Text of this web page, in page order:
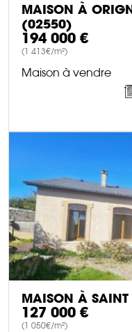
MAISON À
(02550)
194 000 €
(1 413€/m²)
Maison à vendre
MAISON À
127 000 €
(1 050€/m²)